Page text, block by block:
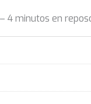
minutos en